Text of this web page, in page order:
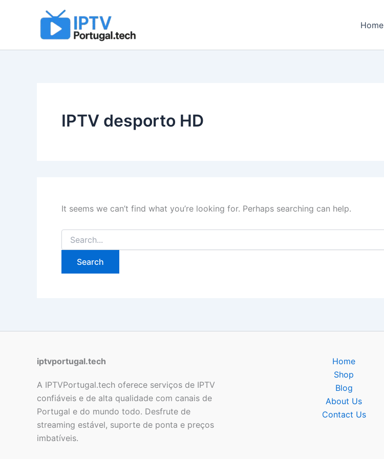
Home
IPTV desporto HD
It seems we can’t find what you’re looking for. Perhaps searching can help.
for:
iptvportugal.tech
A IPTVPortugal.tech oferece serviços de IPTV
confiáveis e de alta qualidade com canais de
Portugal e do mundo todo. Desfrute de
streaming estável, suporte de ponta e preços
imbatíveis.
Home
Shop
Blog
About Us
Contact Us